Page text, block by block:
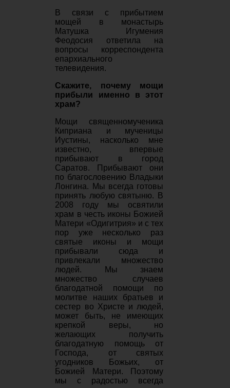
В связи с прибытием
мощей в монастырь
Матушка Игумения
Феодосия ответила на
вопросы корреспондента
епархиального
телевидения.
Скажите, почему мощи
прибыли именно в этот
храм?
Мощи священномученика
Киприана и мученицы
Иустины, насколько мне
известно, впервые
прибывают в город
Саратов. Прибывают они
по благословению Владыки
Лонгина. Мы всегда готовы
принять любую святыню. В
2008 году мы освятили
храм в честь иконы Божией
Матери «Одигитрия» и с тех
пор уже несколько раз
святые иконы и мощи
прибывали сюда и
привлекали множество
людей. Мы знаем
множество случаев
благодатной помощи по
молитве наших братьев и
сестер во Христе и людей,
может быть, не имеющих
крепкой веры, но
желающих получить
благодатную помощь от
Господа, от святых
угодников Божьих, от
Божией Матери. Поэтому
мы с радостью всегда